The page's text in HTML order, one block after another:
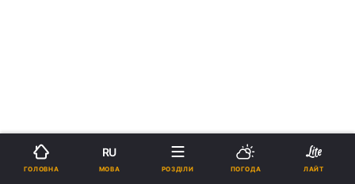
ГОЛОВНА
RU
МОВА РОЗДІЛИ ПОГОДА ЛАЙТ